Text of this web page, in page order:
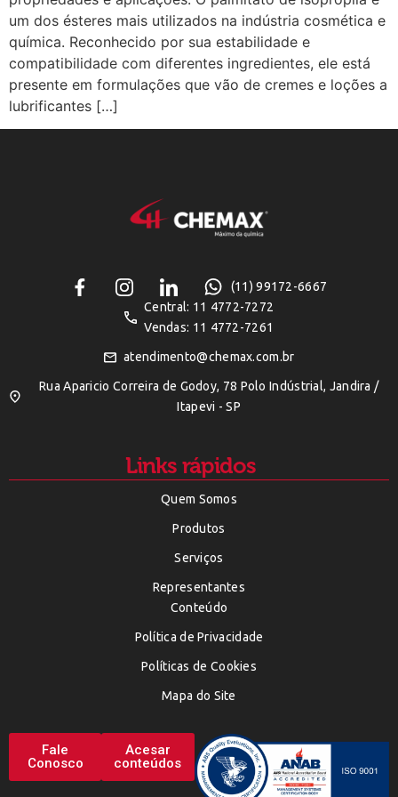
um dos ésteres mais utilizados na indústria cosmética e
química. Reconhecido por sua estabilidade e
compatibilidade com diferentes ingredientes, ele está
presente em formulações que vão de cremes e loções a
lubrificantes […]
(11) 99172-6667
Central: 11 4772-7272
Vendas: 11 4772-7261
atendimento@chemax.com.br
Rua Aparicio Correira de Godoy, 78 Polo Indústrial, Jandira /
Itapevi - SP
Links rápidos
Quem Somos
Produtos
Serviços
Representantes
Conteúdo
Política de Privacidade
Políticas de Cookies
Mapa do Site
Fale
Conosco
Acesar
conteúdos